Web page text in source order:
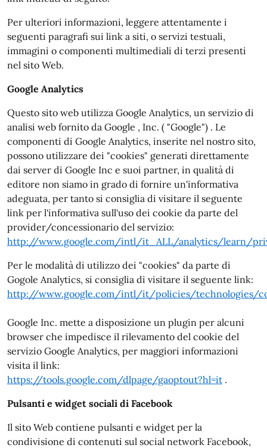
Per ulteriori informazioni, leggere attentamente i
seguenti paragrafi sui link a siti, o servizi testuali,
immagini o componenti multimediali di terzi presenti
nel sito Web.
Google Analytics
Questo sito web utilizza Google Analytics, un servizio di
analisi web fornito da Google , Inc. ( "Google") . Le
componenti di Google Analytics, inserite nel nostro sito,
possono utilizzare dei "cookies" generati direttamente
dai server di Google Inc e suoi partner, in qualità di
editore non siamo in grado di fornire un'informativa
adeguata, per tanto si consiglia di visitare il seguente
link per l'informativa sull'uso dei cookie da parte del
provider/concessionario del servizio:
http://www.google.com/intl/it_ALL/analytics/learn/
Per le modalità di utilizzo dei "cookies" da parte di
Gogole Analytics, si consiglia di visitare il seguente link:
http://www.google.com/intl/it/policies/technologies/
Google Inc. mette a disposizione un plugin per alcuni
browser che impedisce il rilevamento del cookie del
servizio Google Analytics, per maggiori informazioni
visita il link:
https://tools.google.com/dlpage/gaoptout?hl=it .
Pulsanti e widget sociali di Facebook
Il sito Web contiene pulsanti e widget per la
condivisione di contenuti sul social network Facebook,